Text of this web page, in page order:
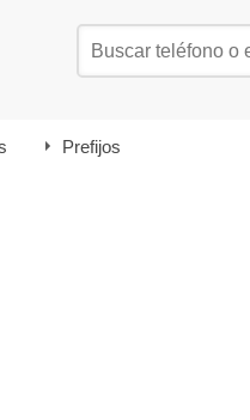
Prefijos